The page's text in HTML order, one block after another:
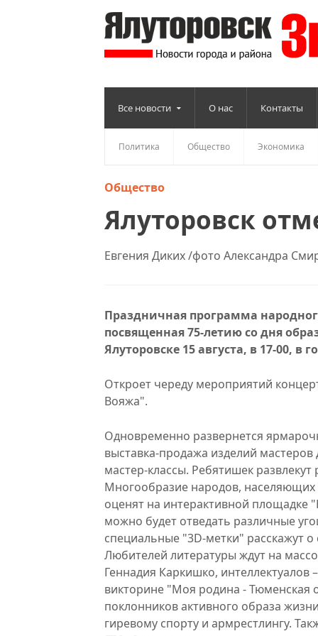
Все новости О нас Контакты
Политика Общество Экономика
Общество
Ялуторовск
Евгения Диких /фото Александра
Праздничная программа
посвященная 75-летию со дня
Ялуторовске 15 августа, в 17-00, в
Откроет череду мероприятий
Вояжа".
Одновременно развернется
выставка-продажа изделий
мастер-классы. Ребятишек
Многообразие народов, населяющих
оценят на интерактивной площадке
можно будет отведать различные
специальные "3D-метки" расскажут
Любителей литературы ждут на
Геннадия Каркишко,
викторине "Моя родина - Тюменская
поклонников активного образа
гиревому спорту и армрестлингу.